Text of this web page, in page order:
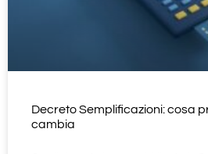
Decreto Semplificazioni: cosa
cambia